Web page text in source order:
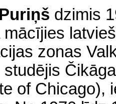
dzimis
mācījies
zonas
studējis
of Chicago),